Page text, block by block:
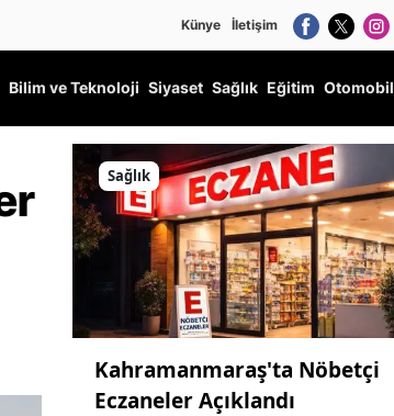
Künye İletişim
Bilim ve Teknoloji Siyaset Sağlık Eğitim Otomobil
Sağlık
Kahramanmaraş'ta Nöbetçi
Eczaneler Açıklandı